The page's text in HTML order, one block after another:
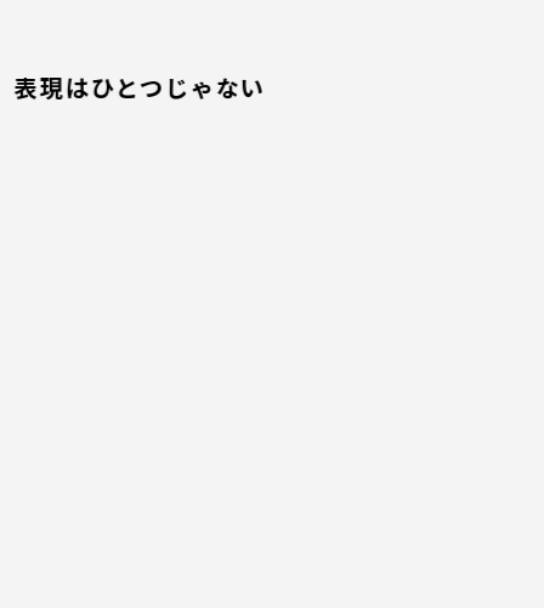
表現はひとつじゃない